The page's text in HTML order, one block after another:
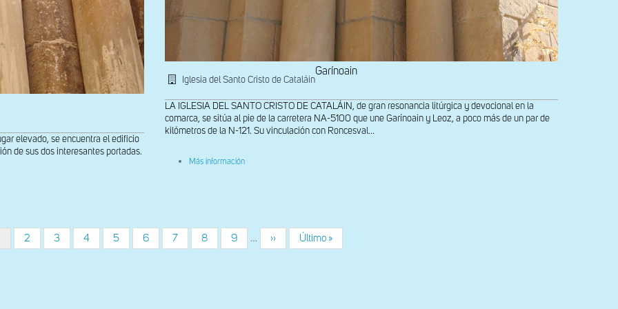
elevado, se encuentra el edificio
de sus dos interesantes portadas.
Iglesia del Santo Cristo de Cataláin
Garínoain
LA IGLESIA DEL SANTO CRISTO DE CATALÁIN, de gran resonancia litúrgica y devocional en la
comarca, se sitúa al pie de la carretera NA-5100 que une Garínoain y Leoz, a poco más de un par de
kilómetros de la N-121. Su vinculación con Roncesval...
Más información
occidental
Página
2 Página
3 Página
4 Página
5 Página
6 Página
7 Página
8 Página
9 …
Siguiente
página
››
Última
página
Último »